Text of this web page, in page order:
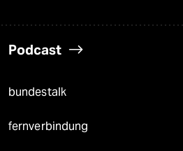
Podcast
bundestalk
fernverbindung